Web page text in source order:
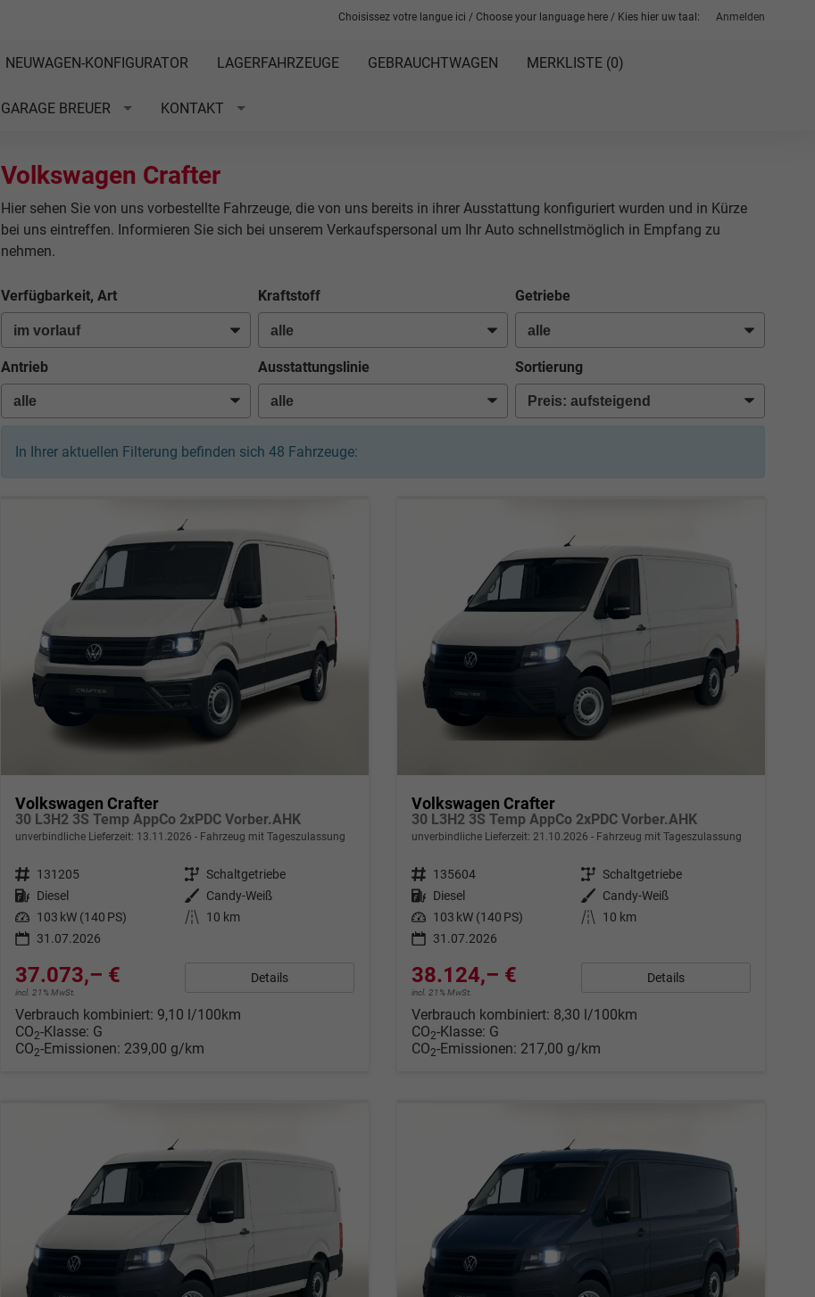
Anmelden
Choisissez votre langue ici / Choose your language here / Kies hier uw taal:
NEUWAGEN-KONFIGURATOR LAGERFAHRZEUGE GEBRAUCHTWAGEN MERKLISTE (0)
GARAGE BREUER KONTAKT
Volkswagen Crafter
Hier sehen Sie von uns vorbestellte Fahrzeuge, die von uns bereits in ihrer Ausstattung konfiguriert wurden und in Kürze
bei uns eintreffen. Informieren Sie sich bei unserem Verkaufspersonal um Ihr Auto schnellstmöglich in Empfang zu
nehmen.
Verfügbarkeit, Art Kraftstoff Getriebe
Antrieb Ausstattungslinie Sortierung
In Ihrer aktuellen Filterung befinden sich 48 Fahrzeuge:
Volkswagen Crafter
30 L3H2 3S Temp AppCo 2xPDC Vorber.AHK
unverbindliche Lieferzeit: 13.11.2026 Fahrzeug mit Tageszulassung
Fahrzeugnr. 131205 Getriebe Schaltgetriebe
Kraftstoff Diesel Außenfarbe
Candy-Weiß
Leistung 103 kW (140 PS) Kilometerstand
10 km
31.07.2026
37.073,– €
incl. 21% MwSt.
Details
Verbrauch kombiniert: 9,10 l/100km
CO2-Klasse: G
CO2-Emissionen: 239,00 g/km
Volkswagen Crafter
30 L3H2 3S Temp AppCo 2xPDC Vorber.AHK
unverbindliche Lieferzeit: 21.10.2026 Fahrzeug mit Tageszulassung
Fahrzeugnr. 135604 Getriebe Schaltgetriebe
Kraftstoff Diesel Außenfarbe
Candy-Weiß
Leistung 103 kW (140 PS) Kilometerstand
10 km
31.07.2026
38.124,– €
incl. 21% MwSt.
Details
Verbrauch kombiniert: 8,30 l/100km
CO2-Klasse: G
CO2-Emissionen: 217,00 g/km